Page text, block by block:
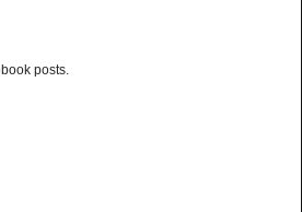
posts.